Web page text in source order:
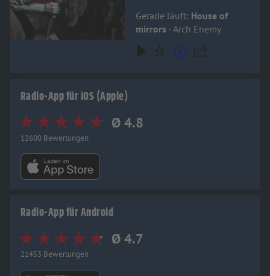
Gerade läuft: House of
mirrors - Arch Enemy
Radio-App für iOS (Apple)
Ø 4.8
12600 Bewertungen
Radio-App für Android
Ø 4.7
21453 Bewertungen